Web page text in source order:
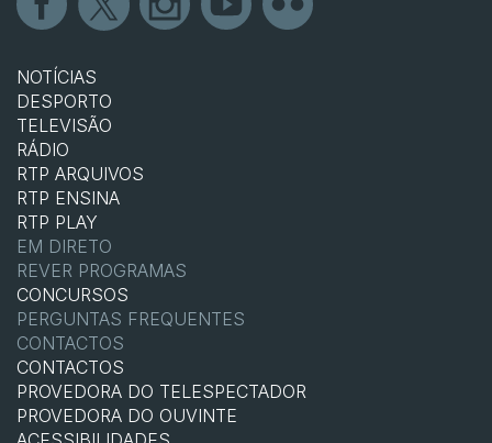
NOTÍCIAS
DESPORTO
TELEVISÃO
RÁDIO
RTP ARQUIVOS
RTP ENSINA
RTP PLAY
EM DIRETO
REVER PROGRAMAS
CONCURSOS
PERGUNTAS FREQUENTES
CONTACTOS
CONTACTOS
PROVEDORA DO TELESPECTADOR
PROVEDORA DO OUVINTE